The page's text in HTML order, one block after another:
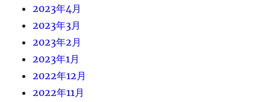
2023年4月
2023年3月
2023年2月
2023年1月
2022年12月
2022年11月